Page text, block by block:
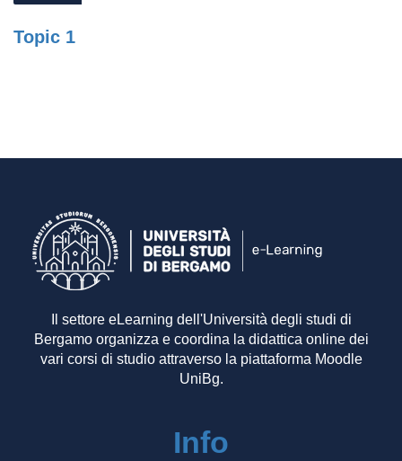
Topic 1
Il settore eLearning dell'Università degli studi di
Bergamo organizza e coordina la didattica online dei
vari corsi di studio attraverso la piattaforma Moodle
UniBg.
Info